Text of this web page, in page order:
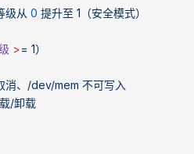
级从 0 提升至 1（安全模式）
>= 1）
消、/dev/mem 不可写入
/卸载